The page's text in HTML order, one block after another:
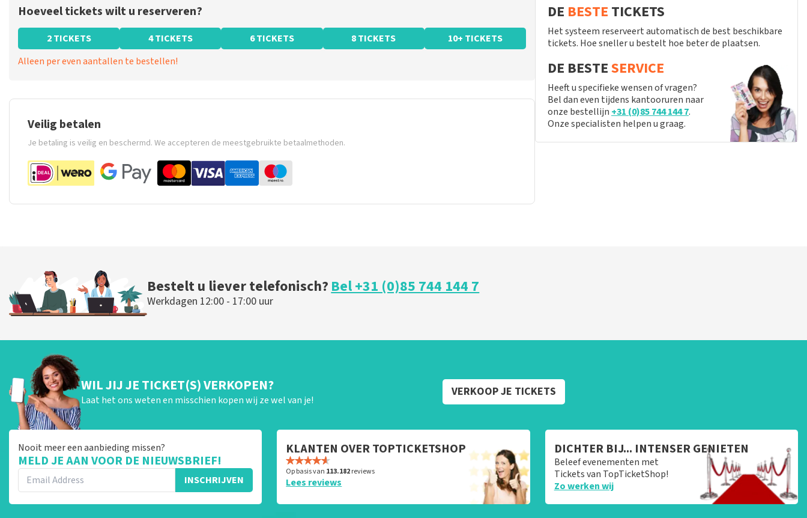
Hoeveel tickets wilt u reserveren?
2 TICKETS 4 TICKETS 6 TICKETS 8 TICKETS
10+ TICKETS
Alleen per even aantallen te bestellen!
Veilig betalen
Je betaling is veilig en beschermd. We accepteren de meestgebruikte betaalmethoden.
DE BESTE TICKETS
Het systeem reserveert automatisch de best beschikbare
tickets. Hoe sneller u bestelt hoe beter de plaatsen.
DE BESTESERVICE
Heeft u specifieke wensen of vragen?
Bel dan even tijdens kantooruren naar
onze bestellijn +31 (0)85 744 144 7.
Onze specialisten helpen u graag.
Bestelt u liever telefonisch?Bel +31 (0)85 744 144 7
Werkdagen 12:00 - 17:00 uur
WIL JIJ JE TICKET(S) VERKOPEN?
Laat het ons weten en misschien kopen wij ze wel van je!
VERKOOP JE TICKETS
Nooit meer een aanbieding missen?
MELD JE AAN VOOR DE NIEUWSBRIEF!
INSCHRIJVEN
KLANTEN OVER TOPTICKETSHOP
Op basis van 113.182reviews
Lees reviews
DICHTER BIJ... INTENSER GENIETEN
Beleef evenementen met
Tickets van TopTicketShop!
Zo werken wij